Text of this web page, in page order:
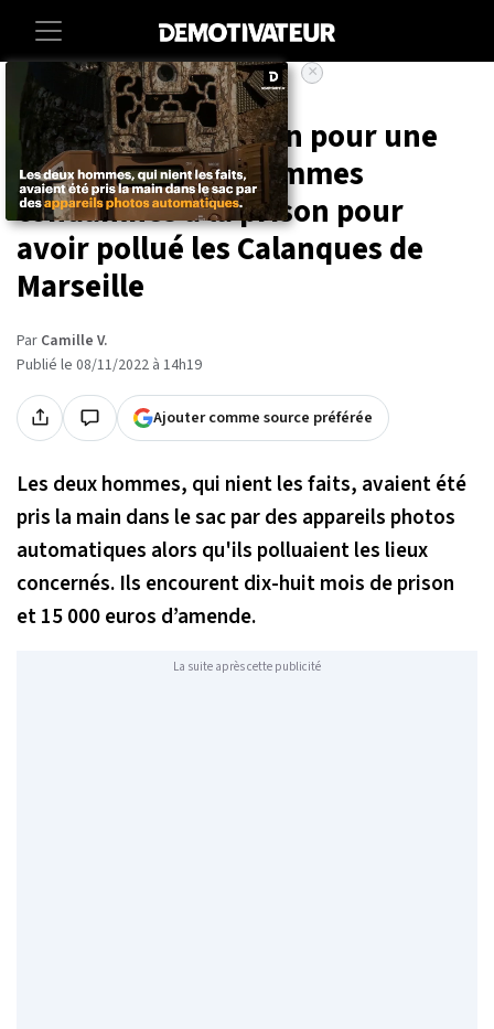
Accueil Environnement
« On a pris ce terrain pour une
déchetterie », 2 hommes
condamnés à la prison pour
avoir pollué les Calanques de
Marseille
Par Camille V.
Publié le 08/11/2022 à 14h19
Ajouter comme source préférée
×
Les deux hommes, qui nient les faits, avaient été
pris la main dans le sac par des appareils photos
automatiques alors qu'ils polluaient les lieux
concernés. Ils encourent dix-huit mois de prison
et 15 000 euros d’amende.
La suite après cette publicité